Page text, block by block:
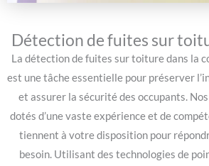
Détection de fuites sur
La détection de fuites sur toiture dans la
est une tâche essentielle pour préserver
et assurer la sécurité des occupants.
dotés d’une vaste expérience et de
tiennent à votre disposition pour
besoin. Utilisant des technologies de